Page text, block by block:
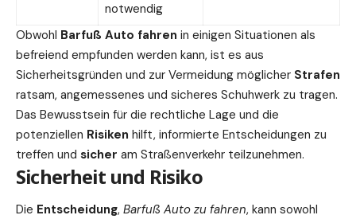
notwendig
Obwohl Barfuß Auto fahren in einigen Situationen als
befreiend empfunden werden kann, ist es aus
Sicherheitsgründen und zur Vermeidung möglicher Strafen
ratsam, angemessenes und sicheres Schuhwerk zu tragen.
Das Bewusstsein für die rechtliche Lage und die
potenziellen Risiken hilft, informierte Entscheidungen zu
treffen und sicher am Straßenverkehr teilzunehmen.
Sicherheit und Risiko
Die Entscheidung, Barfuß Auto zu fahren, kann sowohl